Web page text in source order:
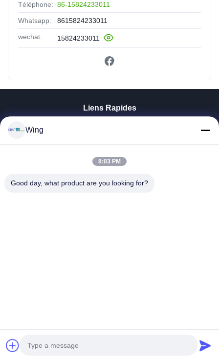
Téléphone: 86-15824233011
Whatsapp: 8615824233011
wechat: 15824233011
Liens Rapides
Le Spectacle VR
Visite De L'usine
© 2026 Zhejiang GBS Energy Co., Ltd.. All Rights Reserved.
Wing
8:03 PM
Good day, what product are you looking for?